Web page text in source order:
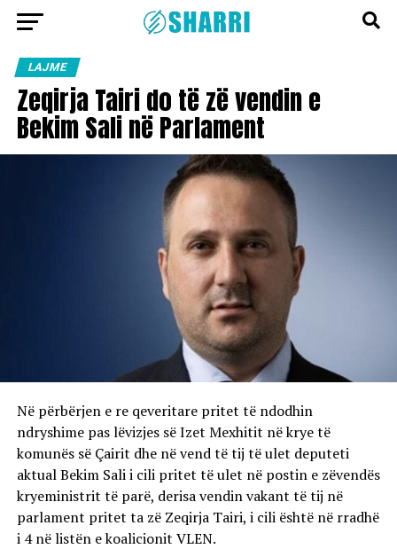
LAJME
Zeqirja Tairi do të zë vendin e
Bekim Sali në Parlament
Në përbërjen e re qeveritare pritet të ndodhin
ndryshime pas lëvizjes së Izet Mexhitit në krye të
komunës së Çairit dhe në vend të tij të ulet deputeti
aktual Bekim Sali i cili pritet të ulet në postin e zëvendës
kryeministrit të parë, derisa vendin vakant të tij në
parlament pritet ta zë Zeqirja Tairi, i cili është në rradhë
i 4 në listën e koalicionit VLEN.